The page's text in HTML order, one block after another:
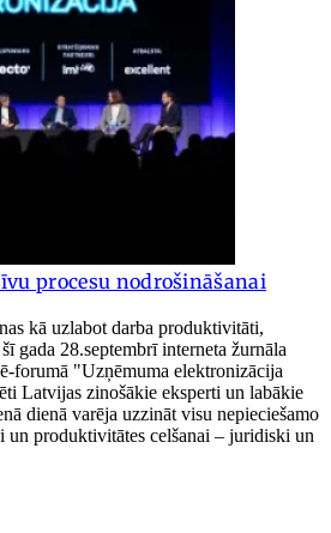
procesu nodrošināšanai
kā uzlabot darba produktivitāti,
gada 28.septembrī interneta žurnāla
forumā "Uzņēmuma elektronizācija
Latvijas zinošākie eksperti un labākie
dienā varēja uzzināt visu nepieciešamo
un produktivitātes celšanai – juridiski un